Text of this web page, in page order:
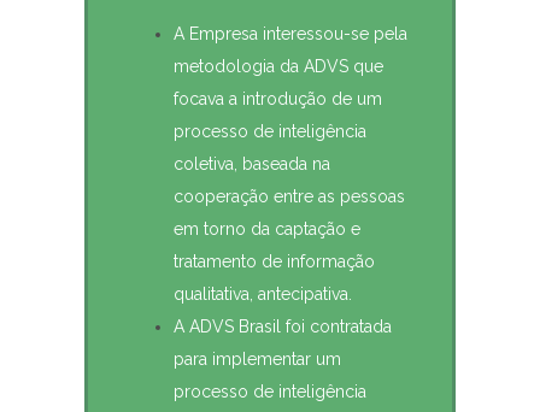
A Empresa interessou-se pela
metodologia da ADVS que
focava a introdução de um
processo de inteligência
coletiva, baseada na
cooperação entre as pessoas
em torno da captação e
tratamento de informação
qualitativa, antecipativa.
A ADVS Brasil foi contratada
para implementar um
processo de inteligência